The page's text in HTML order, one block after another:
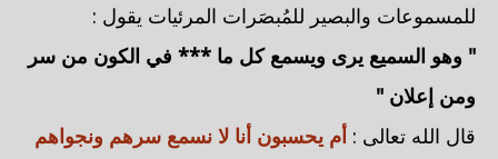
للمسموعات والبصير للمُبصَرات المرئيات يقول :
" وهو السميع يرى ويسمع كل ما *** في الكون من سر
ومن إعلان "
قال الله تعالى : أم يحسبون أنا لا نسمع سرهم ونجواهم